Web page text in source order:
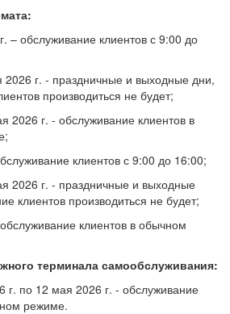
– обслуживание клиентов с 9:00 до
г. - праздничные и выходные дни,
производиться не будет;
2026 г. - обслуживание клиентов в
клиентов с 9:00 до 16:00;
2026 г. - праздничные и выходные
клиентов производиться не будет;
клиентов в обычном
терминала самообслуживания:
г. по 12 мая 2026 г. - обслуживание
режиме.